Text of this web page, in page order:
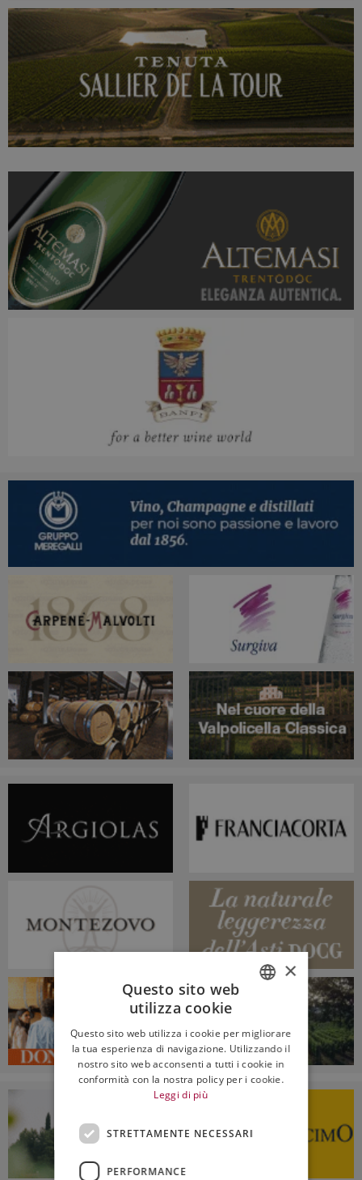
ENGLISH
×
Questo sito web
utilizza cookie
Questo sito web utilizza i cookie per migliorare
la tua esperienza di navigazione. Utilizzando il
nostro sito web acconsenti a tutti i cookie in
conformità con la nostra policy per i cookie.
Leggi di più
STRETTAMENTE NECESSARI
PERFORMANCE